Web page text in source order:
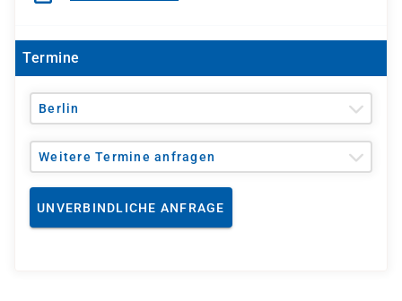
Termine
Berlin
Weitere Termine anfragen
UNVERBINDLICHE ANFRAGE